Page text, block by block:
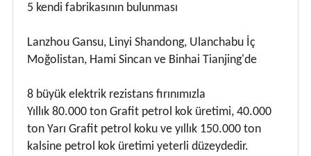
5 kendi fabrikasının bulunması
Lanzhou Gansu, Linyi Shandong, Ulanchabu İç
Moğolistan, Hami Sincan ve Binhai Tianjing'de
8 büyük elektrik rezistans fırınımızla
Yıllık 80.000 ton Grafit petrol kok üretimi, 40.000
ton Yarı Grafit petrol koku ve yıllık 150.000 ton
kalsine petrol kok üretimi yeterli düzeydedir.